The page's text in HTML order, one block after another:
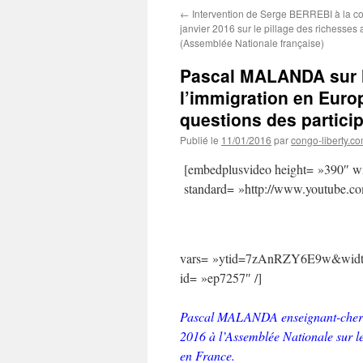
← Intervention de Serge BERREBI à la
janvier 2016 sur le pillage des richesses
(Assemblée Nationale française)
Pascal MALANDA
l’immigration en
questions des
Publié le 11/01/2016 parcongo-
[embedplusvideo height= »390″
standard= »http://
vars=
id= »ep7257″ /]
Pascal MALANDA enseignant-
2016 à l’Assemblée Nationale sur
en France.